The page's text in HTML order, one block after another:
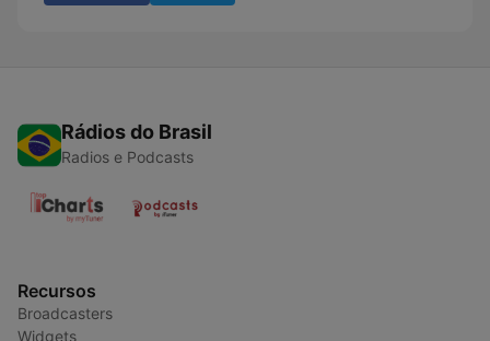
Rádios do Brasil
Radios e Podcasts
Recursos
Broadcasters
Widgets